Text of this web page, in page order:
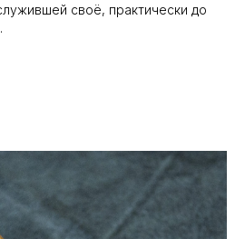
своё, практически до